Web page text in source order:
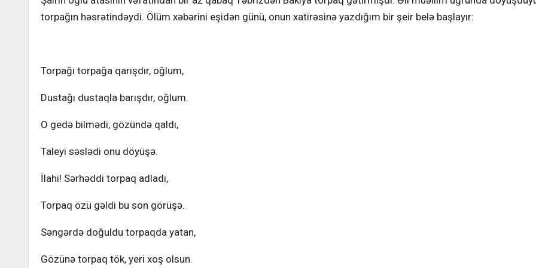
torpağın həsrətindəydi. Ölüm xəbərini eşidən günü, onun xatirəsinə yazdığım bir şeir belə başlayır:
Torpağı torpağa qarışdır, oğlum,
Dustağı dustaqla barışdır, oğlum.
O gedə bilmədi, gözündə qaldı,
Taleyi səslədi onu döyüşə.
İlahi! Sərhəddi torpaq adladı,
Torpaq özü gəldi bu son görüşə.
Səngərdə doğuldu torpaqda yatan,
Gözünə torpaq tök, yeri xoş olsun.